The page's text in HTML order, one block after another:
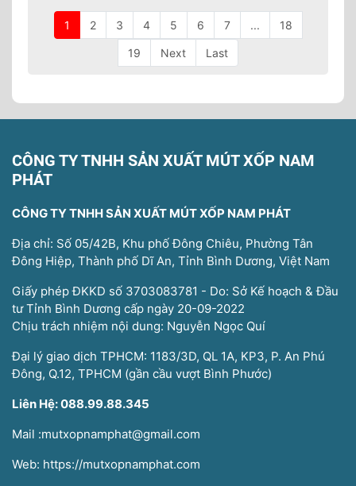
1 2 3 4 5 6 7 ... 18
19 Next Last
CÔNG TY TNHH SẢN XUẤT MÚT XỐP NAM
PHÁT
CÔNG TY TNHH SẢN XUẤT MÚT XỐP NAM PHÁT
Địa chỉ: Số 05/42B, Khu phố Đông Chiêu, Phường Tân
Đông Hiệp, Thành phố Dĩ An, Tỉnh Bình Dương, Việt Nam
Giấy phép ĐKKD số 3703083781 - Do: Sở Kế hoạch & Đầu
tư Tỉnh Bình Dương cấp ngày 20-09-2022
Chịu trách nhiệm nội dung: Nguyễn Ngọc Quí
Đại lý giao dịch TPHCM: 1183/3D, QL 1A, KP3, P. An Phú
Đông, Q.12, TPHCM (gần cầu vượt Bình Phước)
Liên Hệ: 088.99.88.345
Mail :mutxopnamphat@gmail.com
Web: https://mutxopnamphat.com